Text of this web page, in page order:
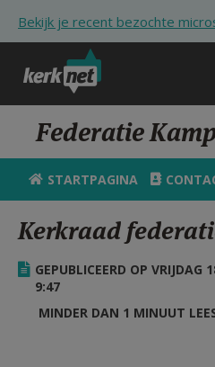
Bekijk je recent bezochte
KERK
VIERINGEN
SHOP
ZOEKEN
HULP
Federatie
STARTPAGINA
Kerkraad
GEPUBLICEERD OP VRIJDAG
9:47
MINDER DAN 1 MINUUT